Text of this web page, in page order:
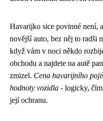
Havarijko sice povinné není,
novější auto, bez něj to radši
když vám v noci někdo
obchodu a najdete na autě
zmizel. Cena havarijního
hodnoty vozidla - logicky, čím
její ochranu.